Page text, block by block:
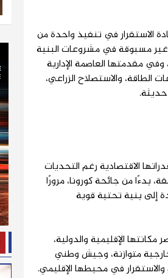
الاستقرار في تنفيذ واحدة من
مسبوقة في مشروعات البنية
مقدمتها العاصمة الإدارية
الطاقة، والاستصلاح الزراعي،
الاقتصادية رغم التحديات
بدءًا من جائحة كورونا، مرورًا
إلى بنية تحتية قوية
مصر مكانتها الإقليمية والدولية،
متوازنة، وجيش وطني
في محيطها الإقليمي.